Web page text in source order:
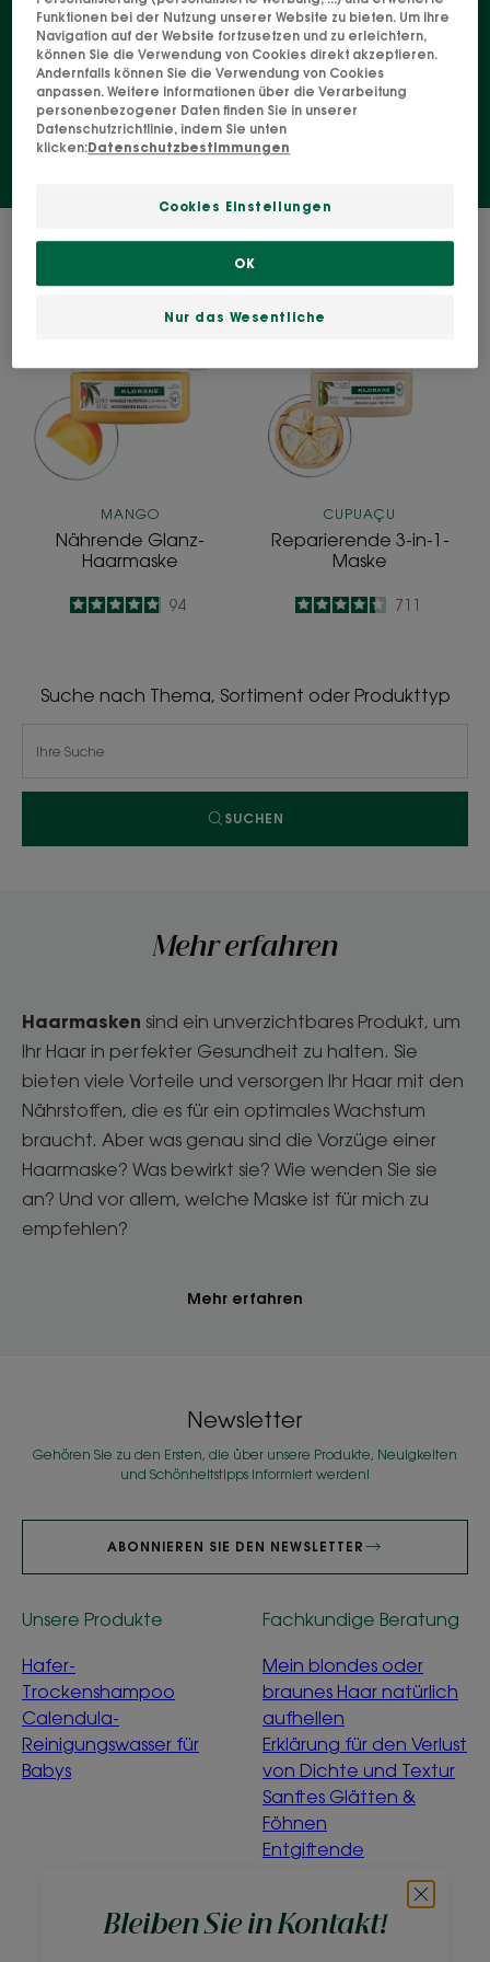
verwöhnende Nachtmaske verwenden, täglich in
die Spitzen geben oder anstelle einer
Pflegespülung oder -balsamen einsetzen.
2 Ergebnisse "Haarmaske"
Nährende
Glanz-
MANGO
Nährende Glanz-
Haarmaske
4.9
/
5
94
Reparierende
1-
Maske
CUPUAÇU
Reparierende 3-in-1-
Maske
4.3
/
5
711
Suche nach Thema, Sortiment oder Produkttyp
SUCHEN
Mehr erfahren
Haarmasken sind ein unverzichtbares Produkt, um
Ihr Haar in perfekter Gesundheit zu halten. Sie
bieten viele Vorteile und versorgen Ihr Haar mit den
Nährstoffen, die es für ein optimales Wachstum
braucht. Aber was genau sind die Vorzüge einer
Haarmaske? Was bewirkt sie? Wie wenden Sie sie
an? Und vor allem, welche Maske ist für mich zu
empfehlen?
Mehr erfahren
Bleiben Sie in Kontakt!
Newsletter
Gehören Sie zu den Ersten, die über unsere Produkte, Neuigkeiten
und Schönheitstipps informiert werden!
ABONNIEREN SIE DEN NEWSLETTER
Unsere Produkte
Hafer-
Trockenshampoo
Calendula-
Reinigungswasser für
Babys
Fachkundige Beratung
Mein blondes oder
braunes Haar natürlich
aufhellen
Erklärung für den Verlust
von Dichte und Textur
Sanftes Glätten &
Föhnen
Entgiftende
„ökologisch“?
Funktionen bei der Nutzung unserer Website zu bieten. Um Ihre
Navigation auf der Website fortzusetzen und zu erleichtern,
können Sie die Verwendung von Cookies direkt akzeptieren.
Andernfalls können Sie die Verwendung von Cookies
anpassen. Weitere Informationen über die Verarbeitung
personenbezogener Daten finden Sie in unserer
Datenschutzrichtlinie, indem Sie unten
klicken:Datenschutzbestimmungen
Cookies Einstellungen
Nur das Wesentliche
OK